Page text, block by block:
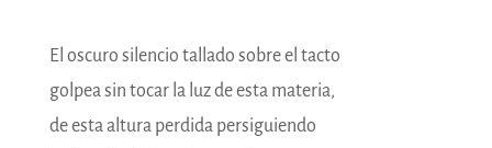
El oscuro silencio tallado sobre el tacto
golpea sin tocar la luz de esta materia,
de esta altura perdida persiguiendo